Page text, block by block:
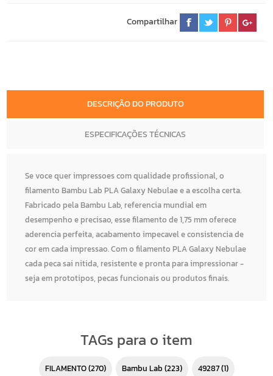
Compartilhar
DESCRIÇÃO DO PRODUTO
ESPECIFICAÇÕES TÉCNICAS
Se voce quer impressoes com qualidade profissional, o
filamento Bambu Lab PLA Galaxy Nebulae e a escolha certa.
Fabricado pela Bambu Lab, referencia mundial em
desempenho e precisao, esse filamento de 1,75 mm oferece
aderencia perfeita, acabamento impecavel e consistencia de
cor em cada impressao. Com o filamento PLA Galaxy Nebulae
cada peca sai nitida, resistente e pronta para impressionar -
seja em prototipos, pecas funcionais ou produtos finais.
TAGs para o item
FILAMENTO(270) Bambu Lab (223) 49287(1)